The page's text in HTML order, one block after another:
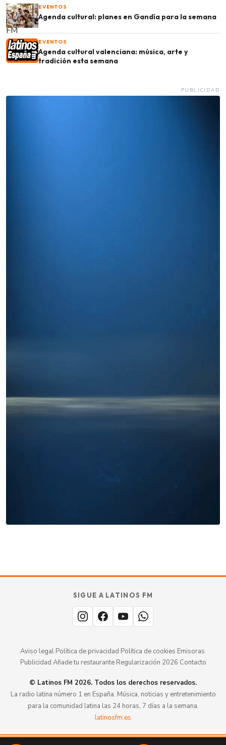
EVENTOS
Agenda cultural: planes en Gandía para la semana
EVENTOS
Agenda cultural valenciana: música, arte y
tradición esta semana
PUBLICIDAD
TU SABOR
MERECE
ESTARaquí.
SIGUE A LATINOS FM
Aviso legal· Política de privacidad Política de cookies Emisoras
Publicidad Añade tu restaurante· Regularización 2026 Contacto
© Latinos FM 2026. Todos los derechos reservados.
La radio latina número 1 en España. Música, noticias y entretenimiento
para la comunidad latina las 24 horas, 7 días a la semana.
latinosfm.es